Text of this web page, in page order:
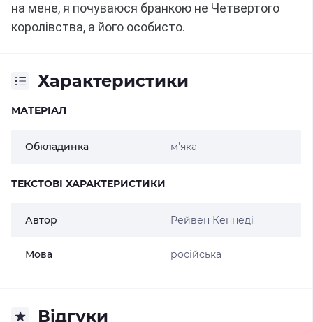
на мене, я почуваюся бранкою не Четвертого
королівства, а його особисто.
Характеристики
МАТЕРІАЛ
Обкладинка м'яка
ТЕКСТОВІ ХАРАКТЕРИСТИКИ
Автор Рейвен Кеннеді
Мова російська
Відгуки